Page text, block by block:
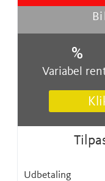
%
Variabel
Udbetaling